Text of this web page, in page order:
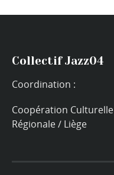
Collectif Jazz04
Coordination :
Coopération Culturelle
Régionale / Liège